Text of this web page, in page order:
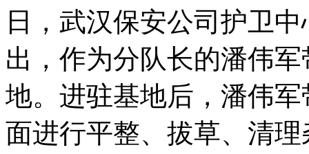
日，武汉保安公司护卫
出，作为分队长的潘伟
地。进驻基地后，潘伟
面进行平整、拔草、清